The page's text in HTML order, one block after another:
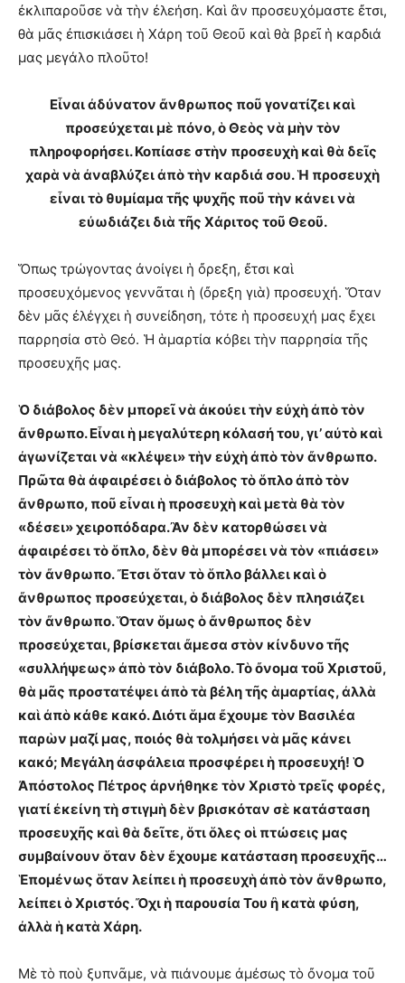
ἐκλιπαροῦσε νὰ τὴν ἐλεήση. Καὶ ἂν προσευχόμαστε ἔτσι,
θὰ μᾶς ἐπισκιάσει ἡ Χάρη τοῦ Θεοῦ καὶ θὰ βρεῖ ἡ καρδιά
μας μεγάλο πλοῦτο!
Εἶναι ἀδύνατον ἄνθρωπος ποῦ γονατίζει καὶ
προσεύχεται μὲ πόνο, ὁ Θεὸς νὰ μὴν τὸν
πληροφορήσει. Κοπίασε στὴν προσευχὴ καὶ θὰ δεῖς
χαρὰ νὰ ἀναβλύζει ἀπὸ τὴν καρδιά σου. Ἡ προσευχὴ
εἶναι τὸ θυμίαμα τῆς ψυχῆς ποῦ τὴν κάνει νὰ
εὐωδιάζει διὰ τῆς Χάριτος τοῦ Θεοῦ.
Ὅπως τρώγοντας ἀνοίγει ἡ ὄρεξη, ἔτσι καὶ
προσευχόμενος γεννᾶται ἡ (ὄρεξη γιὰ) προσευχή. Ὅταν
δὲν μᾶς ἐλέγχει ἡ συνείδηση, τότε ἡ προσευχή μας ἔχει
παρρησία στὸ Θεό. Ἡ ἁμαρτία κόβει τὴν παρρησία τῆς
προσευχῆς μας.
Ὁ διάβολος δὲν μπορεῖ νὰ ἀκούει τὴν εὐχὴ ἀπὸ τὸν
ἄνθρωπο. Εἶναι ἡ μεγαλύτερη κόλασή του, γι’ αὐτὸ καὶ
ἀγωνίζεται νὰ «κλέψει» τὴν εὐχὴ ἀπὸ τὸν ἄνθρωπο.
Πρῶτα θὰ ἀφαιρέσει ὁ διάβολος τὸ ὅπλο ἀπὸ τὸν
ἄνθρωπο, ποῦ εἶναι ἡ προσευχὴ καὶ μετὰ θὰ τὸν
«δέσει» χειροπόδαρα. Ἂν δὲν κατορθώσει νὰ
ἀφαιρέσει τὸ ὅπλο, δὲν θὰ μπορέσει νὰ τὸν «πιάσει»
τὸν ἄνθρωπο. Ἔτσι ὅταν τὸ ὅπλο βάλλει καὶ ὁ
ἄνθρωπος προσεύχεται, ὁ διάβολος δὲν πλησιάζει
τὸν ἄνθρωπο. Ὅταν ὅμως ὁ ἄνθρωπος δὲν
προσεύχεται, βρίσκεται ἄμεσα στὸν κίνδυνο τῆς
«συλλήψεως» ἀπὸ τὸν διάβολο. Τὸ ὄνομα τοῦ Χριστοῦ,
θὰ μᾶς προστατέψει ἀπὸ τὰ βέλη τῆς ἁμαρτίας, ἀλλὰ
καὶ ἀπὸ κάθε κακό. Διότι ἅμα ἔχουμε τὸν Βασιλέα
παρὼν μαζί μας, ποιός θὰ τολμήσει νὰ μᾶς κάνει
κακό; Μεγάλη ἀσφάλεια προσφέρει ἡ προσευχή! Ὁ
Ἀπόστολος Πέτρος ἀρνήθηκε τὸν Χριστὸ τρεῖς φορές,
γιατί ἐκείνη τὴ στιγμὴ δὲν βρισκόταν σὲ κατάσταση
προσευχῆς καὶ θὰ δεῖτε, ὅτι ὅλες οἱ πτώσεις μας
συμβαίνουν ὅταν δὲν ἔχουμε κατάσταση προσευχῆς…
Ἑπομένως ὅταν λείπει ἡ προσευχὴ ἀπὸ τὸν ἄνθρωπο,
λείπει ὁ Χριστός. Ὄχι ἡ παρουσία Του ἢ κατὰ φύση,
ἀλλὰ ἡ κατὰ Χάρη.
Μὲ τὸ ποὺ ξυπνᾶμε, νὰ πιάνουμε ἀμέσως τὸ ὄνομα τοῦ